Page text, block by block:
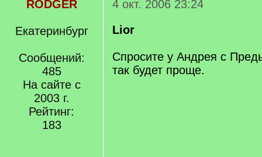
RODGER
Екатеринбург
Сообщений:
485
На сайте с
2003 г.
Рейтинг:
183
4 окт. 2006 23:24
Lior
Спросите у Андрея с
так будет проще.